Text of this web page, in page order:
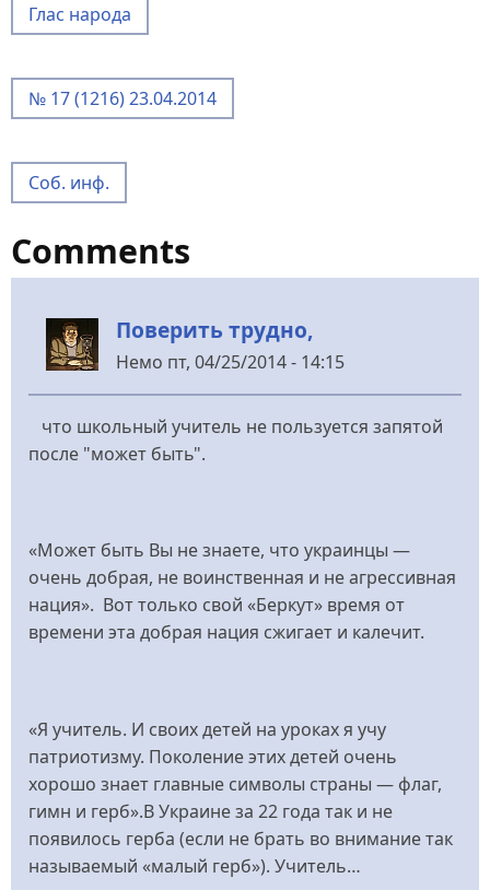
Глас народа
№ 17 (1216) 23.04.2014
Соб. инф.
Comments
Поверить трудно,
Немо пт, 04/25/2014 - 14:15
что школьный учитель не пользуется запятой
после "может быть".
«Может быть Вы не знаете, что украинцы —
очень добрая, не воинственная и не агрессивная
нация». Вот только свой «Беркут» время от
времени эта добрая нация сжигает и калечит.
«Я учитель. И своих детей на уроках я учу
патриотизму. Поколение этих детей очень
хорошо знает главные символы страны — флаг,
гимн и герб».В Украине за 22 года так и не
появилось герба (если не брать во внимание так
называемый «малый герб»). Учитель…